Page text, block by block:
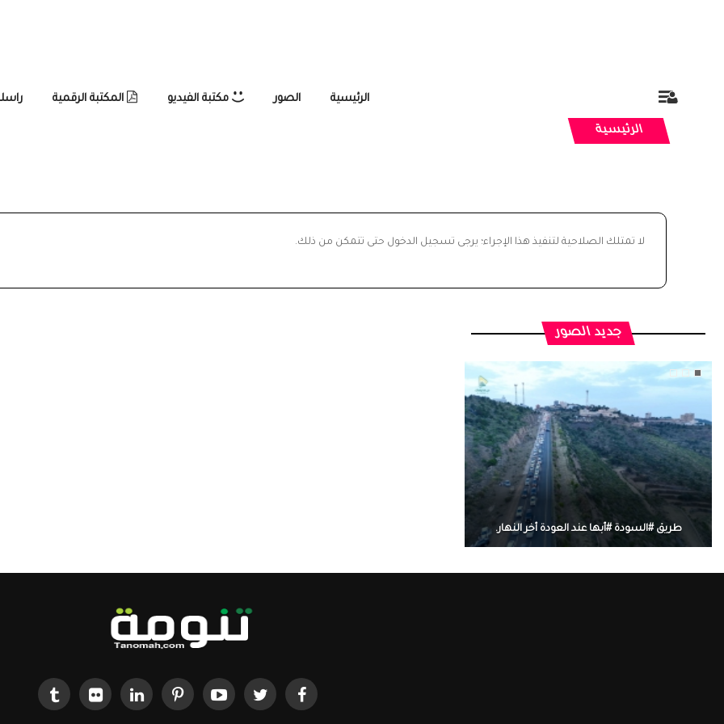
الرئيسية الصور مكتبة الفيديو المكتبة الرقمية
الرئيسية
لا تمتلك الصلاحية لتنفيذ هذا الإجراء؛ يرجى تسجيل الدخول حتى تتمكن من ذلك.
جديد الصور
طريق #السودة #أبها عند العودة أخر النهار.